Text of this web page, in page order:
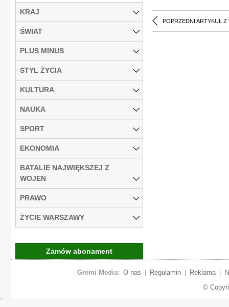
POPRZEDNI ARTYKUŁ Z
KRAJ
ŚWIAT
PLUS MINUS
STYL ŻYCIA
KULTURA
NAUKA
SPORT
EKONOMIA
BATALIE NAJWIĘKSZEJ Z
WOJEN
PRAWO
ŻYCIE WARSZAWY
Zamów abonament
Gremi Media: O nas Regulamin Reklama
©